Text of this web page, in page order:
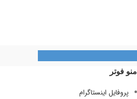
09128884461
09124847876
منو فوتر
پروفایل اینستاگرام